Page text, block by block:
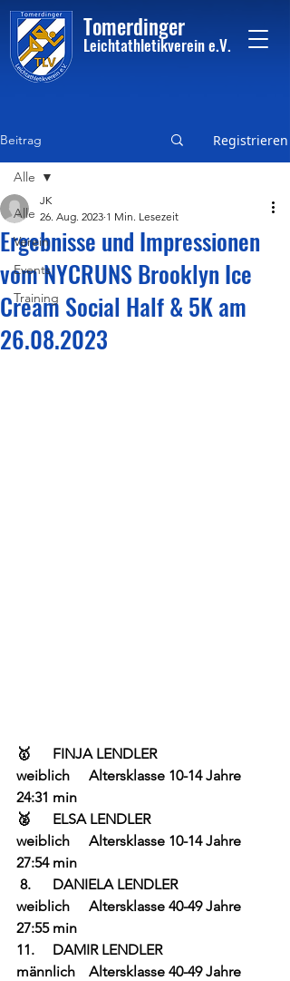
Tomerdinger
Leichtathletikvereine.V.
Beitrag Registrieren
Alle
Verein
Events
Training
Alle
Ergebnisse und Impressionen
vom NYCRUNS Brooklyn Ice
Cream Social Half & 5K am
26.08.2023
JK
26. Aug. 2023 1 Min. Lesezeit
🥇
FINJA LENDLER
weiblich  	Altersklasse 10-14 Jahre
🥈	ELSA LENDLER
weiblich 	Altersklasse 10-14 Jahre
27:54 min
weiblich 	Altersklasse 40-49 Jahre
27:55 min
11. 	DAMIR LENDLER
männlich	Altersklasse 40-49 Jahre